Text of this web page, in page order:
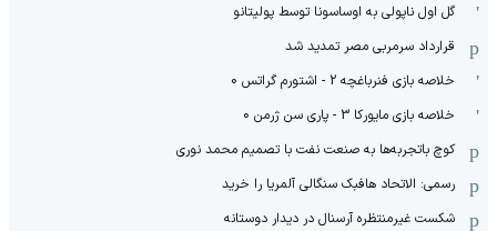
گل اول ناپولی به اوساسونا توسط پولیتانو
قرارداد سرمربی مصر تمدید شد
خلاصه بازی فنرباغچه 2 - اشتورم گراتس 0
خلاصه بازی مایورکا 3 - پاری سن ژرمن 0
کوچ باتجربه‌ها به صنعت نفت با تصمیم محمد نوری
رسمی: الاتحاد هافبک سنگالی آلمریا را خرید
شکست غیرمنتظره آرسنال در دیدار دوستانه